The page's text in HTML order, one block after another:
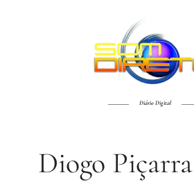
Diário Digital
Diogo